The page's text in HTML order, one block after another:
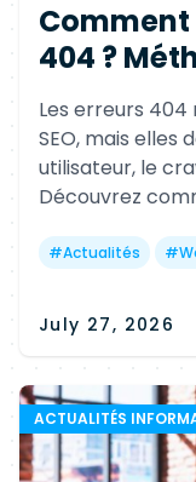
404 ?
Les erreurs
SEO, mais elles
utilisateur, le
Découvrez
et les bonnes
#Actualités #
July 27, 2026
ACTUALITÉS